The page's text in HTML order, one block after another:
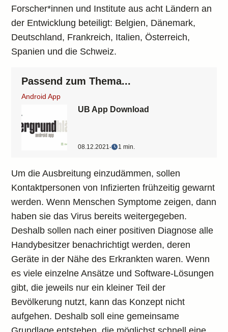
Forscher*innen und Institute aus acht Ländern an
der Entwicklung beteiligt: Belgien, Dänemark,
Deutschland, Frankreich, Italien, Österreich,
Spanien und die Schweiz.
Passend zum Thema...
Android App
UB App Download
08.12.2021‧ 1 min.
Um die Ausbreitung einzudämmen, sollen
Kontaktpersonen von Infizierten frühzeitig gewarnt
werden. Wenn Menschen Symptome zeigen, dann
haben sie das Virus bereits weitergegeben.
Deshalb sollen nach einer positiven Diagnose alle
Handybesitzer benachrichtigt werden, deren
Geräte in der Nähe des Erkrankten waren. Wenn
es viele einzelne Ansätze und Software-Lösungen
gibt, die jeweils nur ein kleiner Teil der
Bevölkerung nutzt, kann das Konzept nicht
aufgehen. Deshalb soll eine gemeinsame